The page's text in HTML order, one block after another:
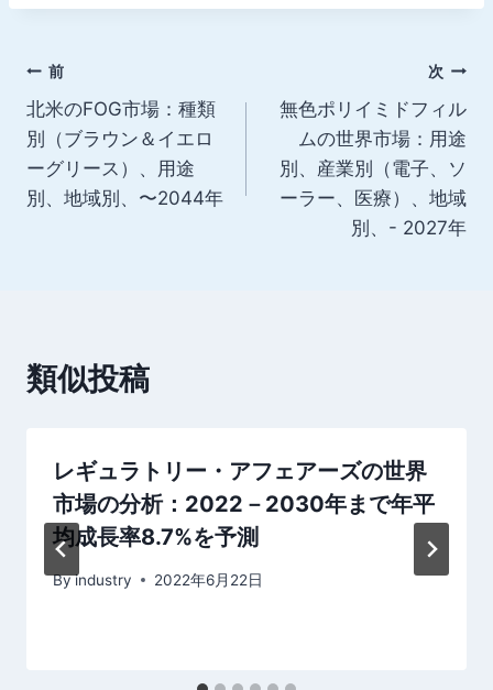
タ
投
稿
ナ
ビ
シ
ョ
前
北米のFOG市場：種類
別（ブラウン＆イエロ
ーグリース）、用途
別、地域別、〜2044年
次
無色ポリイミドフィル
ムの世界市場：用途
別、産業別（電子、ソ
ーラー、医療）、地域
別、- 2027年
類似投稿
レギュラトリー・アフェアーズの世界
市場の分析：2022－2030年まで年平
均成長率8.7%を予測
Byindustry 2022年6月22日